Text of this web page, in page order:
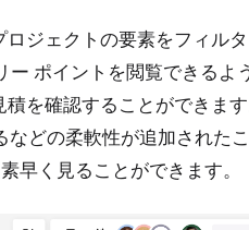
ジェクトの要素をフィル
ポイントを閲覧できるよ
を確認することができま
どの柔軟性が追加された
早く見ることができます。